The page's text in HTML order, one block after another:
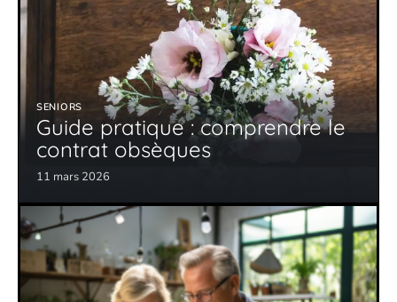
SENIORS
Guide pratique : comprendre le
contrat obsèques
11 mars 2026